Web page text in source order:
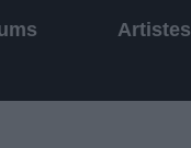
Artistes